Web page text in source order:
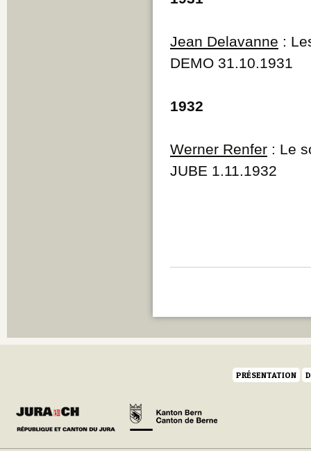
Jean Delavanne :
DEMO 31.10.1931
1932
Werner Renfer : Le
JUBE 1.11.1932
PRÉSENTATION